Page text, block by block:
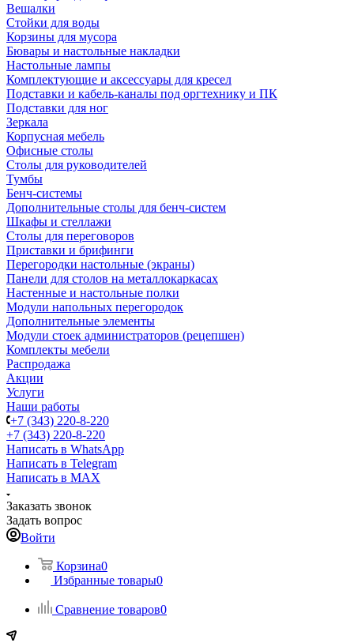
Вешалки
Стойки для воды
Корзины для мусора
Бювары и настольные накладки
Настольные лампы
Комплектующие и аксессуары для кресел
Подставки и кабель-каналы под оргтехнику и ПК
Подставки для ног
Зеркала
Корпусная мебель
Офисные столы
Столы для руководителей
Тумбы
Бенч-системы
Дополнительные столы для бенч-систем
Шкафы и стеллажи
Столы для переговоров
Приставки и брифинги
Перегородки настольные (экраны)
Панели для столов на металлокаркасах
Настенные и настольные полки
Модули напольных перегородок
Дополнительные элементы
Модули стоек администраторов (рецепшен)
Комплекты мебели
Распродажа
Акции
Услуги
Наши работы
+7 (343) 220-8-220
+7 (343) 220-8-220
Написать в WhatsApp
Написать в Telegram
Написать в MAX
Заказать звонок
Задать вопрос
Войти
Корзина0
Избранные товары0
Сравнение товаров0